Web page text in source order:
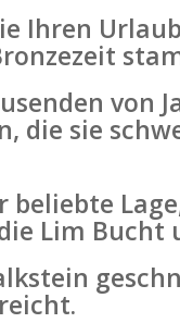
Ihren
von
die sie
Lim Bucht